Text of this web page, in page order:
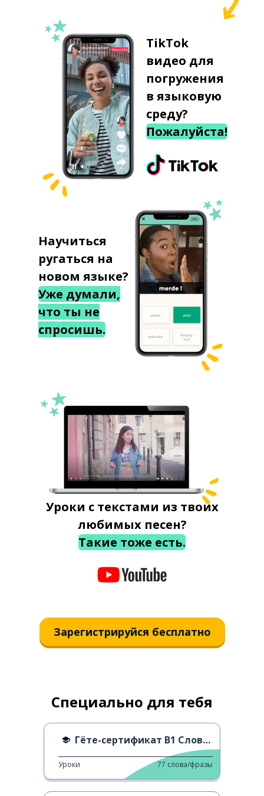
TikTok
видео для
погружения
в языковую
среду?
Пожалуйста!
Научиться
ругаться на
новом языке?
Уже думали,
что ты не
спросишь.
Уроки с текстами из твоих
любимых песен?
Такие тоже есть.
Зарегистрируйся бесплатно
Специально для тебя
Гёте-сертификат B1 Словарь - Z
Уроки 77 слова/фразы